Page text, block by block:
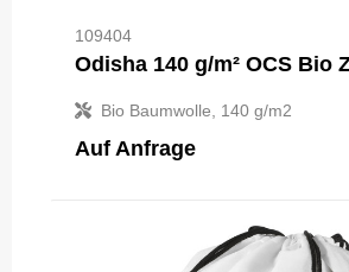
109404
Bio Baumwolle, 140 g/m2
Auf Anfrage